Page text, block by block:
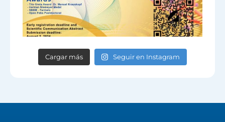
Cargar más Seguir en Instagram